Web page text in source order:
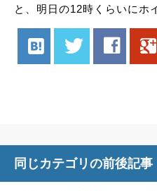
と、明日の12時くらいにホ
hatenabookmark twitter facebook google
同じカテゴリの前後記事